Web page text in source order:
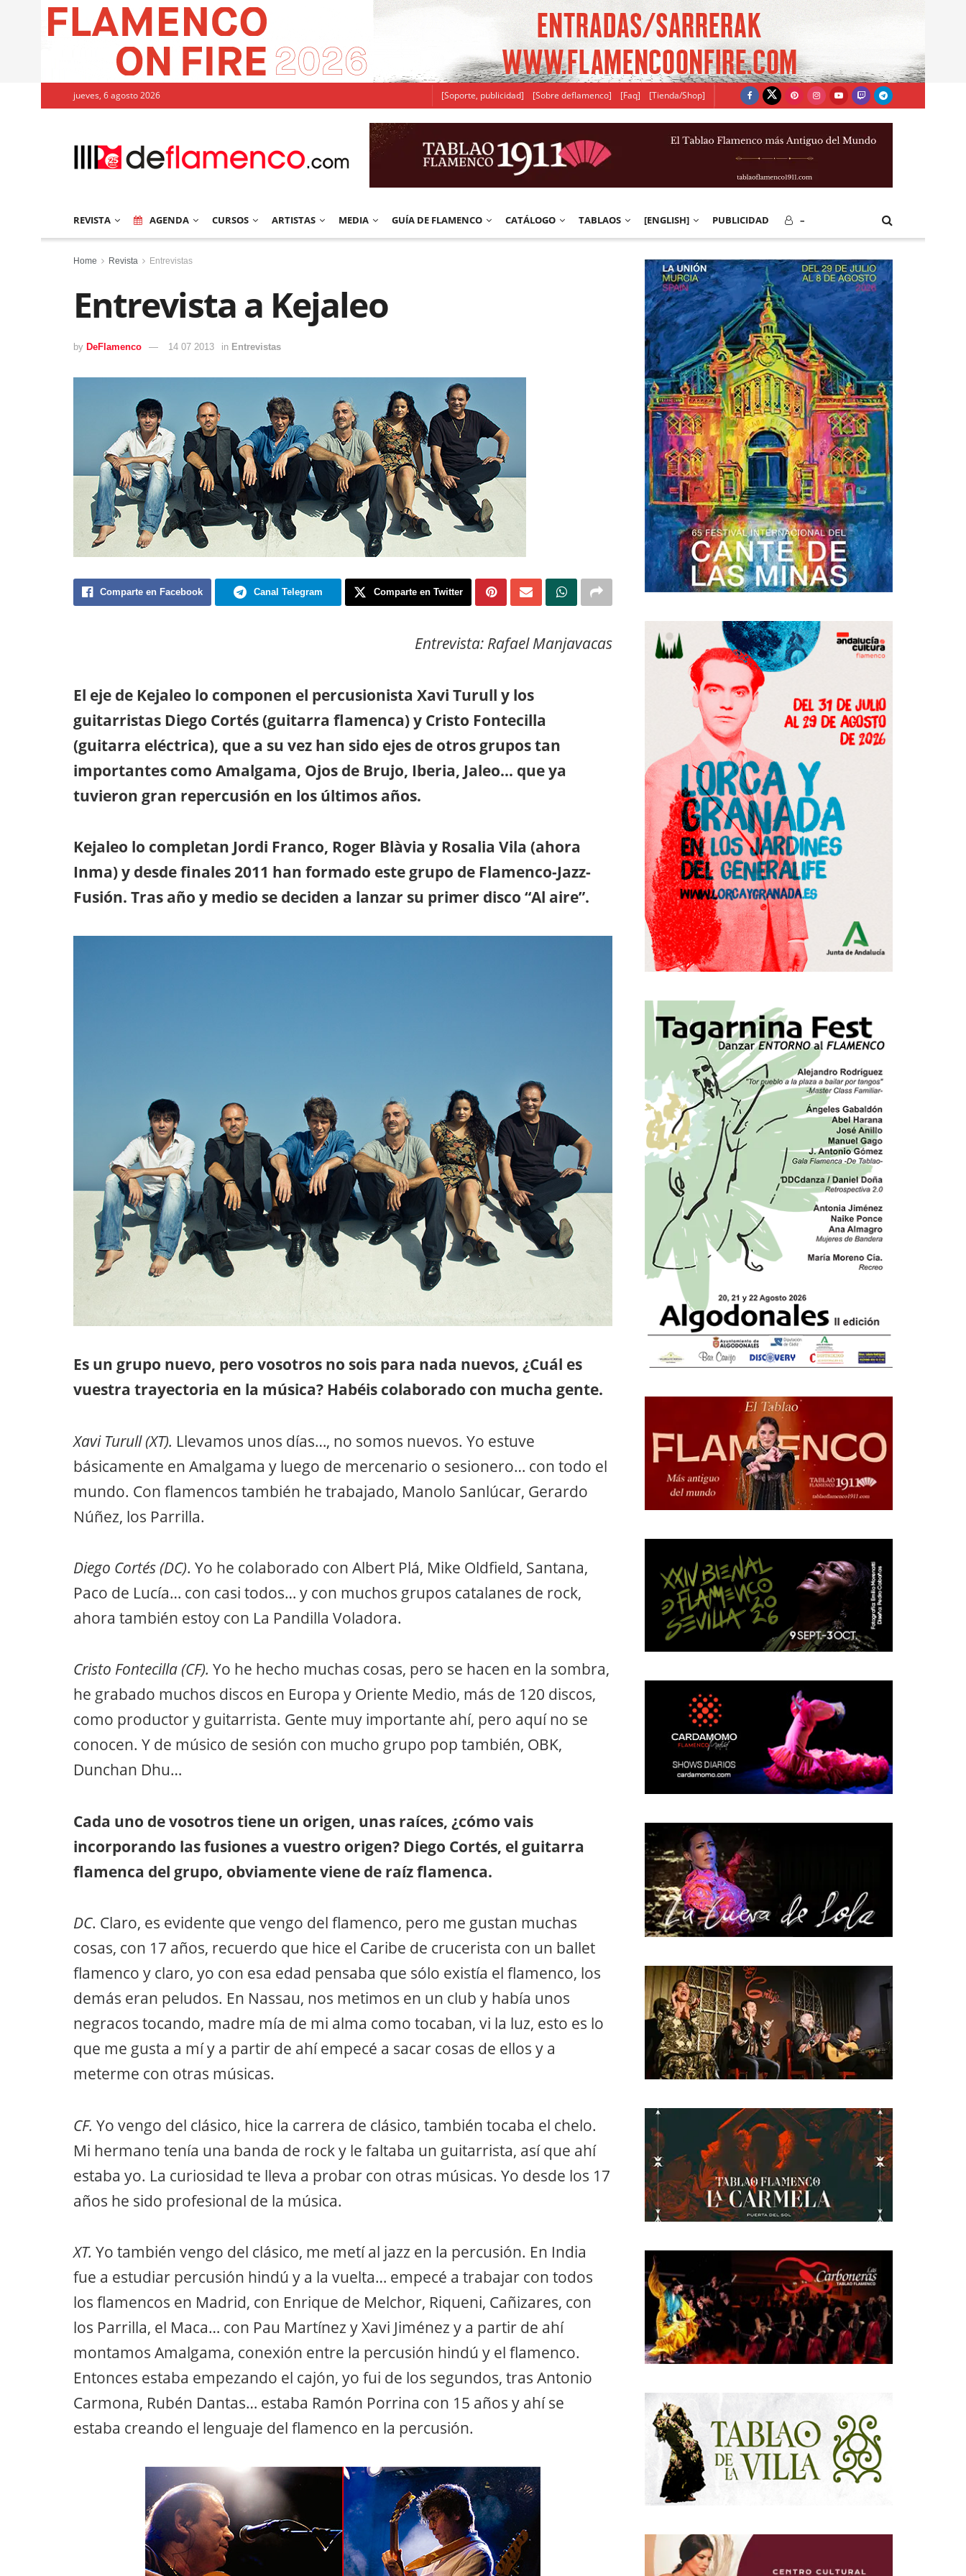
jueves, 6 agosto 2026 [Soporte, publicidad] [Sobre deflamenco] [Faq] [Tienda/Shop]
REVISTA AGENDA CURSOS ARTISTAS MEDIA GUÍA DE FLAMENCO CATÁLOGO TABLAOS [ENGLISH] PUBLICIDAD –
Home Revista Entrevistas
Entrevista a Kejaleo
by DeFlamenco 14 07 2013 in Entrevistas
Comparte en Facebook Canal Telegram Comparte en Twitter
Entrevista: Rafael Manjavacas
El eje de Kejaleo lo componen el percusionista Xavi Turull y los
guitarristas Diego Cortés (guitarra flamenca) y Cristo Fontecilla
(guitarra eléctrica), que a su vez han sido ejes de otros grupos tan
importantes como Amalgama, Ojos de Brujo, Iberia, Jaleo… que ya
tuvieron gran repercusión en los últimos años.
Kejaleo lo completan Jordi Franco, Roger Blàvia y Rosalia Vila (ahora
Inma) y desde finales 2011 han formado este grupo de Flamenco-Jazz-
Fusión. Tras año y medio se deciden a lanzar su primer disco “Al aire”.
Es un grupo nuevo, pero vosotros no sois para nada nuevos, ¿Cuál es
vuestra trayectoria en la música? Habéis colaborado con mucha gente.
Xavi Turull (XT). Llevamos unos días…, no somos nuevos. Yo estuve
básicamente en Amalgama y luego de mercenario o sesionero… con todo el
mundo. Con flamencos también he trabajado, Manolo Sanlúcar, Gerardo
Núñez, los Parrilla.
Diego Cortés (DC). Yo he colaborado con Albert Plá, Mike Oldfield, Santana,
Paco de Lucía… con casi todos… y con muchos grupos catalanes de rock,
ahora también estoy con La Pandilla Voladora.
Cristo Fontecilla (CF). Yo he hecho muchas cosas, pero se hacen en la sombra,
he grabado muchos discos en Europa y Oriente Medio, más de 120 discos,
como productor y guitarrista. Gente muy importante ahí, pero aquí no se
conocen. Y de músico de sesión con mucho grupo pop también, OBK,
Dunchan Dhu…
Cada uno de vosotros tiene un origen, unas raíces, ¿cómo vais
incorporando las fusiones a vuestro origen? Diego Cortés, el guitarra
flamenca del grupo, obviamente viene de raíz flamenca.
DC. Claro, es evidente que vengo del flamenco, pero me gustan muchas
cosas, con 17 años, recuerdo que hice el Caribe de crucerista con un ballet
flamenco y claro, yo con esa edad pensaba que sólo existía el flamenco, los
demás eran peludos. En Nassau, nos metimos en un club y había unos
negracos tocando, madre mía de mi alma como tocaban, vi la luz, esto es lo
que me gusta a mí y a partir de ahí empecé a sacar cosas de ellos y a
meterme con otras músicas.
CF. Yo vengo del clásico, hice la carrera de clásico, también tocaba el chelo.
Mi hermano tenía una banda de rock y le faltaba un guitarrista, así que ahí
estaba yo. La curiosidad te lleva a probar con otras músicas. Yo desde los 17
años he sido profesional de la música.
XT. Yo también vengo del clásico, me metí al jazz en la percusión. En India
fue a estudiar percusión hindú y a la vuelta… empecé a trabajar con todos
los flamencos en Madrid, con Enrique de Melchor, Riqueni, Cañizares, con
los Parrilla, el Maca… con Pau Martínez y Xavi Jiménez y a partir de ahí
montamos Amalgama, conexión entre la percusión hindú y el flamenco.
Entonces estaba empezando el cajón, yo fui de los segundos, tras Antonio
Carmona, Rubén Dantas… estaba Ramón Porrina con 15 años y ahí se
estaba creando el lenguaje del flamenco en la percusión.